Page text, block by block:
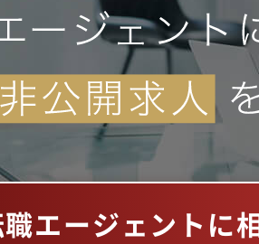
エージェントに